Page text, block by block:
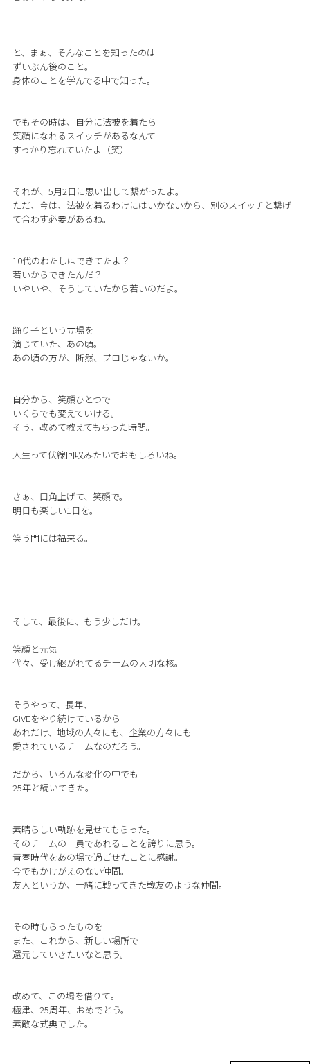
と、まぁ、そんなことを知ったのは
ずいぶん後のこと。
身体のことを学んでる中で知った。
でもその時は、自分に法被を着たら
笑顔になれるスイッチがあるなんて
すっかり忘れていたよ（笑）
それが、5月2日に思い出して繋がったよ。
ただ、今は、法被を着るわけにはいかないから、別のスイッチと繋げ
て合わす必要があるね。
10代のわたしはできてたよ？
若いからできたんだ？
いやいや、そうしていたから若いのだよ。
踊り子という立場を
演じていた、あの頃。
あの頃の方が、断然、プロじゃないか。
自分から、笑顔ひとつで
いくらでも変えていける。
そう、改めて教えてもらった時間。
人生って伏線回収みたいでおもしろいね。
さぁ、口角上げて、笑顔で。
明日も楽しい1日を。
笑う門には福来る。
そして、最後に、もう少しだけ。
笑顔と元気
代々、受け継がれてるチームの大切な核。
そうやって、長年、
GIVEをやり続けているから
あれだけ、地域の人々にも、企業の方々にも
愛されているチームなのだろう。
だから、いろんな変化の中でも
25年と続いてきた。
素晴らしい軌跡を見せてもらった。
そのチームの一員であれることを誇りに思う。
青春時代をあの場で過ごせたことに感謝。
今でもかけがえのない仲間。
友人というか、一緒に戦ってきた戦友のような仲間。
その時もらったものを
また、これから、新しい場所で
還元していきたいなと思う。
改めて、この場を借りて。
極津、25周年、おめでとう。
素敵な式典でした。